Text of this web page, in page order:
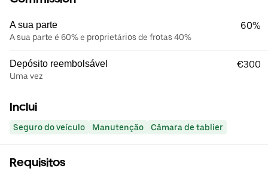
A sua parte
A sua parte é 60% e proprietários de frotas 40%
60%
Depósito reembolsável
Uma vez
€300
Inclui
Seguro do veículo Manutenção Câmara de tablier
Requisitos